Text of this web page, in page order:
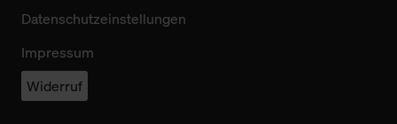
Datenschutzeinstellungen
Impressum
Widerruf